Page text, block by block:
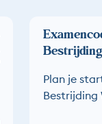
Plan je
Bestrijding